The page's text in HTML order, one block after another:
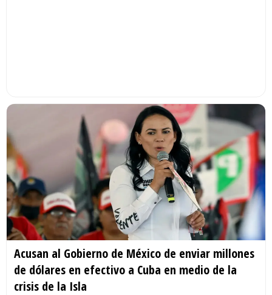
Acusan al Gobierno de México de enviar millones
de dólares en efectivo a Cuba en medio de la
crisis de la Isla